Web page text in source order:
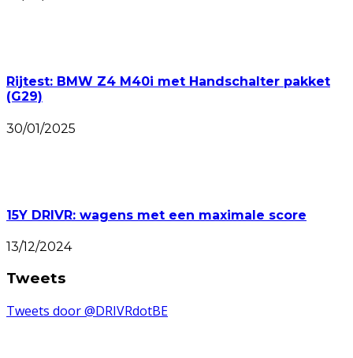
Rijtest: BMW Z4 M40i met Handschalter pakket
(G29)
30/01/2025
15Y DRIVR: wagens met een maximale score
13/12/2024
Tweets
Tweets door @DRIVRdotBE